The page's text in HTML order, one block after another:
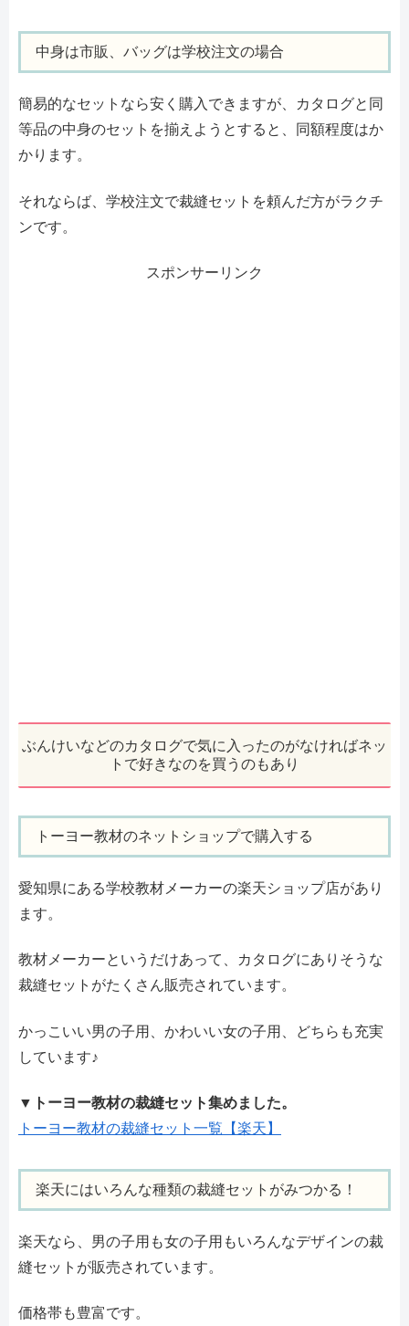
中身は市販、バッグは学校注文の場合
簡易的なセットなら安く購入できますが、カタログと同
等品の中身のセットを揃えようとすると、同額程度はか
かります。
それならば、学校注文で裁縫セットを頼んだ方がラクチ
ンです。
スポンサーリンク
ぶんけいなどのカタログで気に入ったのがなければネッ
トで好きなのを買うのもあり
トーヨー教材のネットショップで購入する
愛知県にある学校教材メーカーの楽天ショップ店があり
ます。
教材メーカーというだけあって、カタログにありそうな
裁縫セットがたくさん販売されています。
かっこいい男の子用、かわいい女の子用、どちらも充実
しています♪
▼ トーヨー教材の裁縫セット集めました。
トーヨー教材の裁縫セット一覧【楽天】
楽天にはいろんな種類の裁縫セットがみつかる！
楽天なら、男の子用も女の子用もいろんなデザインの裁
縫セットが販売されています。
価格帯も豊富です。